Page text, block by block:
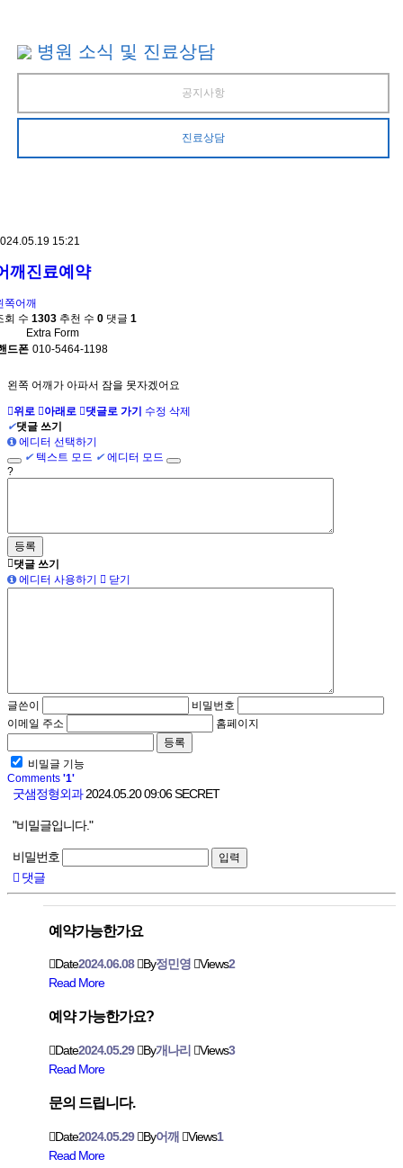
병원 소식 및 진료상담
공지사항
진료상담
15:21
깨진료예약
쪽어깨
회 수 1303 추천 수 0 댓글 1
Extra Form
드폰 010-5464-1198
왼쪽 어깨가 아파서 잠을 못자겠어요
위로 아래로 댓글로 가기 수정 삭제
✔댓글 쓰기
에디터 선택하기
✔ 텍스트 모드 ✔에디터 모드
?
댓글 쓰기
에디터 사용하기
닫기
글쓴이
비밀번호
이메일 주소
홈페이지
비밀글 기능
Comments '1'
굿샘정형외과2024.05.20 09:06SECRET
"비밀글입니다."
비밀번호
댓글
예약가능한가요
Date2024.06.08 By정민영 Views2
Read More
예약 가능한가요?
Date2024.05.29 By개나리 Views3
Read More
문의 드립니다.
Date2024.05.29 By어깨 Views1
Read More